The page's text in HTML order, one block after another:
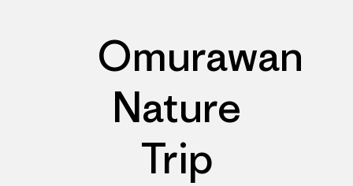
Omurawan
Nature
Trip